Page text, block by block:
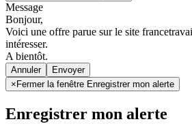
Message
Bonjour,
Voici une offre parue sur le site
intéresser.
A bientôt.
Annuler
× Fermer la fenêtre Enregistrer mon alerte
Enregistrer mon alerte